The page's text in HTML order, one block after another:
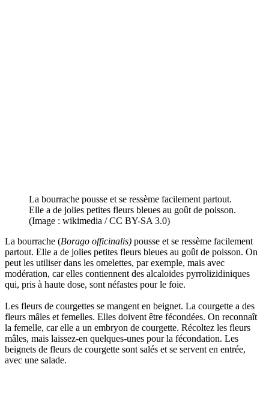
La bourrache pousse et se ressème facilement partout.
Elle a de jolies petites fleurs bleues au goût de poisson.
(Image : wikimedia / CC BY-SA 3.0)
La bourrache (Borago officinalis) pousse et se ressème facilement
partout. Elle a de jolies petites fleurs bleues au goût de poisson. On
peut les utiliser dans les omelettes, par exemple, mais avec
modération, car elles contiennent des alcaloïdes pyrrolizidiniques
qui, pris à haute dose, sont néfastes pour le foie.
Les fleurs de courgettes se mangent en beignet. La courgette a des
fleurs mâles et femelles. Elles doivent être fécondées. On reconnaît
la femelle, car elle a un embryon de courgette. Récoltez les fleurs
mâles, mais laissez-en quelques-unes pour la fécondation. Les
beignets de fleurs de courgette sont salés et se servent en entrée,
avec une salade.